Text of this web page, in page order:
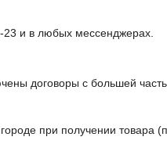
и в любых мессенджерах.
договоры с большей
при получении товара